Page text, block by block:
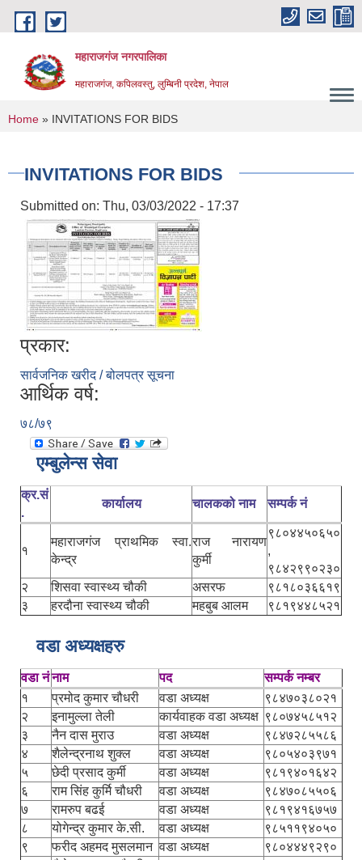
Skip to main content
महाराजगंज नगरपालिका
महाराजगंज, कपिलवस्तु, लुम्बिनी प्रदेश, नेपाल
You are here
Home » INVITATIONS FOR BIDS
INVITATIONS FOR BIDS
Submitted on: Thu, 03/03/2022 - 17:37
प्रकार:
सार्वजनिक खरीद / बोलपत्र सूचना
आर्थिक वर्ष:
७८/७९
एम्बुलेन्स सेवा
क्र.सं
.
कार्यालय चालकको नाम सम्पर्क नं
१
महाराजगंज प्राथमिक स्वा.
केन्द्र
राज नारायण
कुर्मी
९८०४४५०६५०
,
९८४२९९०२३०
२
शिसवा स्वास्थ्य चौकी असरफ
९८१८०३६६१९
३
हरदौना स्वास्थ्य चौकी महबुब आलम ९८१९४४८५२१
वडा अध्यक्षहरु
वडा नंनाम पद
सम्पर्क नम्बर
१
प्रमोद कुमार चौधरी वडा अध्यक्ष
९८४७०३८०२१
२
इनामुल्ला तेली कार्यवाहक वडा अध्यक्ष ९८०७४५८५१२
३
नैन दास मुराउ वडा अध्यक्ष
९८४७२८५५८६
४
शैलेन्द्रनाथ शुक्ल वडा अध्यक्ष
९८०५४०३९७१
५
छेदी प्रसाद कुर्मी वडा अध्यक्ष
९८१९४०१६४२
६
राम सिंह कुर्मि चौधरी वडा अध्यक्ष
९८४७०८५५०६
७
रामरुप बढई वडा अध्यक्ष
९८१९४१६७५७
८
योगेन्द्र कुमार के.सी. वडा अध्यक्ष
९८५११९४०५०
९
फरीद अहमद मुसलमान वडा अध्यक्ष
९८०४४४९२९०